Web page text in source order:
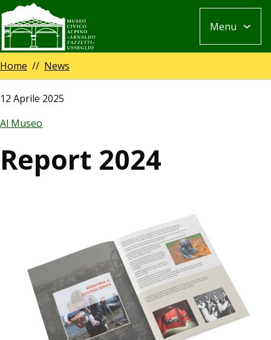
Salta
al
contenuto
principale
Menu
Breadcrumb
Home News
12 Aprile 2025
Al Museo
Report 2024